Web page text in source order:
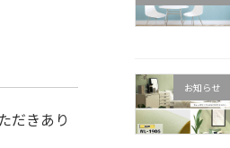
だきあり
お知らせ